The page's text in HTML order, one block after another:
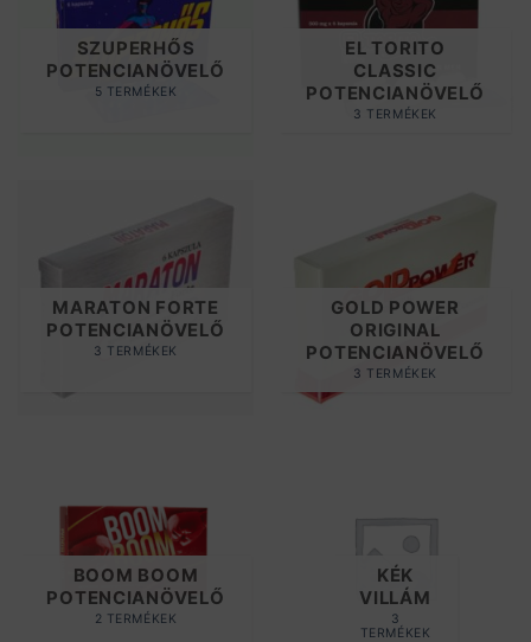
SZUPERHŐS
POTENCIANÖVELŐ
5 TERMÉKEK
EL TORITO
CLASSIC
POTENCIANÖVELŐ
3 TERMÉKEK
MARATON FORTE
POTENCIANÖVELŐ
3 TERMÉKEK
GOLD POWER
ORIGINAL
POTENCIANÖVELŐ
3 TERMÉKEK
BOOM BOOM
POTENCIANÖVELŐ
2 TERMÉKEK
KÉK
VILLÁM
3
TERMÉKEK